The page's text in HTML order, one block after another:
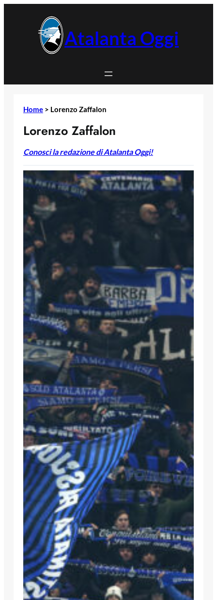
Atalanta Oggi
Home > Lorenzo Zaffalon
Lorenzo Zaffalon
Conosci la redazione di Atalanta Oggi!